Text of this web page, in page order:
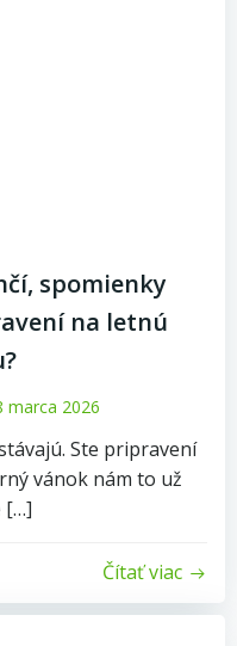
spomienky
na letnú
marca 2026
Ste pripravení
vánok nám to už
[…]
Čítať viac